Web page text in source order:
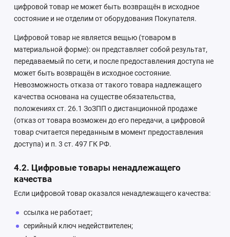
цифровой товар не может быть возвращён в исходное
состояние и не отделим от оборудования Покупателя.
Цифровой товар не является вещью (товаром в
материальной форме): он представляет собой результат,
передаваемый по сети, и после предоставления доступа не
может быть возвращён в исходное состояние.
Невозможность отказа от такого товара надлежащего
качества основана на существе обязательства,
положениях ст. 26.1 ЗоЗПП о дистанционной продаже
(отказ от товара возможен до его передачи, а цифровой
товар считается переданным в момент предоставления
доступа) и п. 3 ст. 497 ГК РФ.
4.2. Цифровые товары ненадлежащего
качества
Если цифровой товар оказался ненадлежащего качества:
ссылка не работает;
серийный ключ недействителен;